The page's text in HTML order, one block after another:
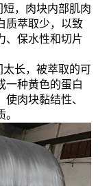
，肉块内部肌肉
质萃取少，以致
、保水性和切片
长，被萃取的可
一种黄色的蛋白
肉块黏结性、